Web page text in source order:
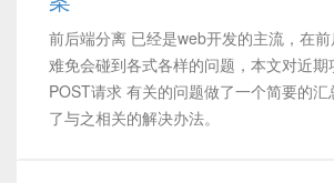
前后端分离 已经是web开发的主流，在
难免会碰到各式各样的问题，本文对近
POST请求 有关的问题做了一个简要的汇
了与之相关的解决办法。